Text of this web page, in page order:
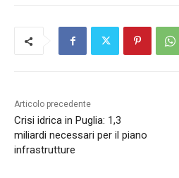
Articolo precedente
Crisi idrica in Puglia: 1,3
miliardi necessari per il piano
infrastrutture